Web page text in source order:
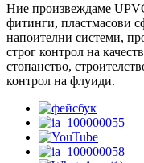
Ние произвеждаме
фитинги, пластмасови
напоителни системи,
строг контрол на
стопанство,
контрол на флуиди.